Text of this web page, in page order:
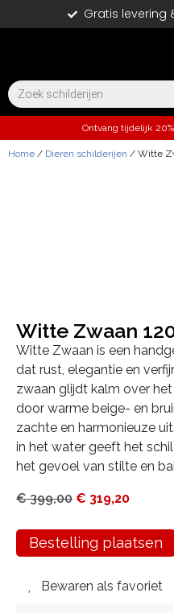
Gratis levering
Ontvang tijdelijk
Home / Dieren schilderijen / Witte
Witte Zwaan
Witte Zwaan is een
dat rust, elegantie en
zwaan glijdt kalm over
door warme beige- en
zachte en harmonieuze
in het water geeft het
het gevoel van stilte en
€399,00 € 319,20
Bestelling plaatsen
Bewaren als favoriet